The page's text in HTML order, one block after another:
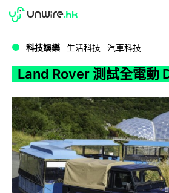
Land Rover 測試全電
WWDC 2026
科技娛樂 生活科技 汽車科技
Land Rover 測試全電動